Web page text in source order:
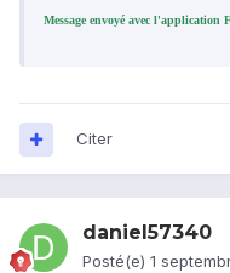
Message envoyé avec l'application
Citer
daniel57340
Posté(e) 1